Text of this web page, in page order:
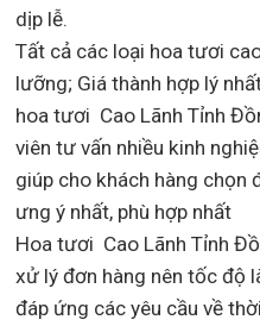
dịp lễ.
Tất cả các loại hoa tươi
lưỡng; Giá thành hợp lý
hoa tươi Cao Lãnh Tỉnh
viên tư vấn nhiều kinh
giúp cho khách hàng chọn
ưng ý nhất, phù hợp nhất
Hoa tươi Cao Lãnh Tỉnh
xử lý đơn hàng nên tốc độ
đáp ứng các yêu cầu về